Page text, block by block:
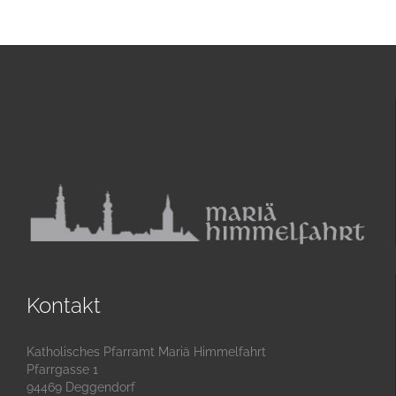
Kontakt
Katholisches Pfarramt Mariä Himmelfahrt
Pfarrgasse 1
94469 Deggendorf